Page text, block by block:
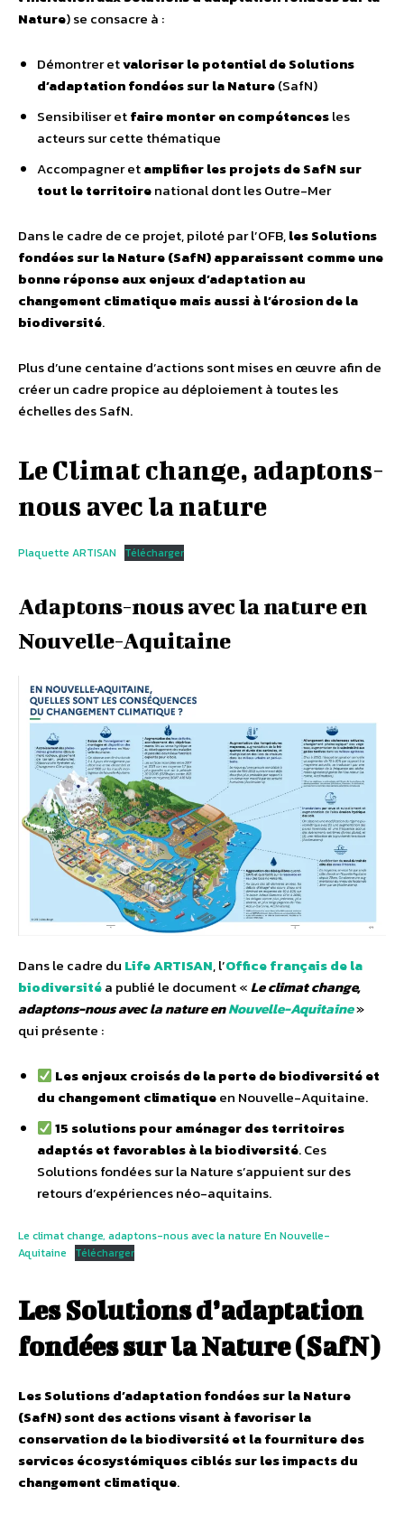
Nature) se consacre à :
Démontrer etvaloriserle potentiel de Solutions
d’adaptation fondées sur la Nature(SafN)
Sensibiliser etfaire monter en compétencesles
acteurs sur cette thématique
Accompagner etamplifier les projets de SafN sur
tout le territoirenational dont les Outre-Mer
Dans le cadre de ce projet, piloté par l’OFB,les Solutions
fondées sur la Nature (SafN) apparaissent comme une
bonne réponse aux enjeux d’adaptation au
changement climatique mais aussi à l’érosion de la
biodiversité.
Plus d’une centaine d’actions sont mises en œuvre afin de
créer un cadre propice au déploiement à toutes les
échelles des SafN.
Le Climat change, adaptons-
nous avec la nature
Plaquette ARTISAN Télécharger
Adaptons-nous avec la nature en
Nouvelle-Aquitaine
Dans le cadre du Life ARTISAN, l’Office français de la
biodiversitéa publié le document «Le climat change,
adaptons-nous avec la nature enNouvelle-Aquitaine»
qui présente :
Les enjeux croisés de la perte de biodiversité et
du changement climatiqueen Nouvelle-Aquitaine.
15 solutions pour aménager des territoires
adaptés et favorables à la biodiversité. Ces
Solutions fondées sur la Nature s’appuient sur des
retours d’expériences néo-aquitains.
Le climat change, adaptons-nous avec la nature En Nouvelle-
Aquitaine
Télécharger
Les Solutions d’adaptation
fondées sur la Nature (SafN)
Les Solutions d’adaptation fondées sur la Nature
(SafN) sont des actions visant à favoriser la
conservation de la biodiversité et la fourniture des
services écosystémiques ciblés sur les impacts du
changement climatique.